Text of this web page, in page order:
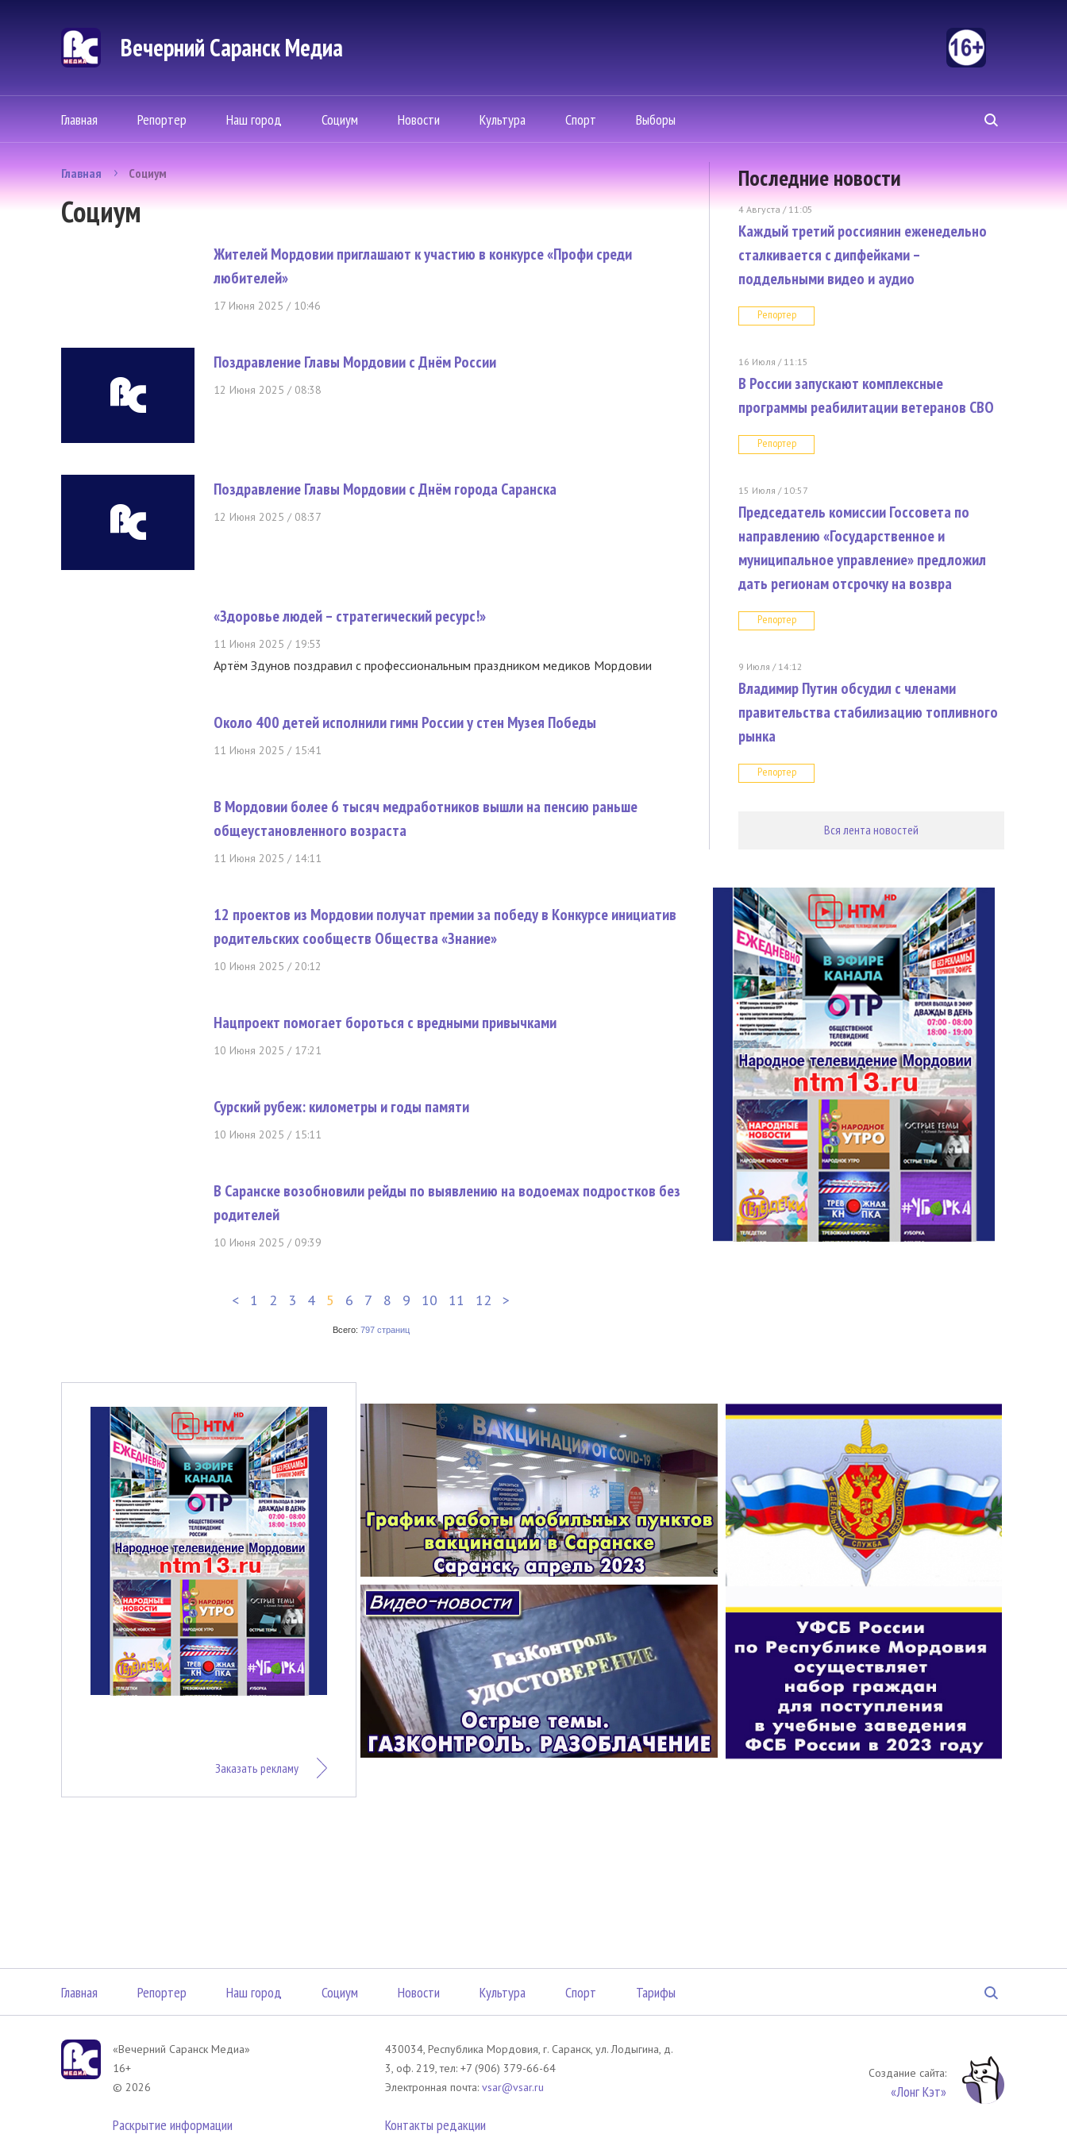
Вечерний Саранск Mедиа
Главная Репортер Наш город Социум Новости Культура Спорт Выборы
Главная Социум
Социум
Жителей Мордовии приглашают к участию в конкурсе «Профи среди
любителей»
17 Июня 2025 / 10:46
Поздравление Главы Мордовии с Днём России
12 Июня 2025 / 08:38
Поздравление Главы Мордовии с Днём города Саранска
12 Июня 2025 / 08:37
«Здоровье людей – стратегический ресурс!»
11 Июня 2025 / 19:53
Артём Здунов поздравил с профессиональным праздником медиков Мордовии
Около 400 детей исполнили гимн России у стен Музея Победы
11 Июня 2025 / 15:41
В Мордовии более 6 тысяч медработников вышли на пенсию раньше
общеустановленного возраста
11 Июня 2025 / 14:11
12 проектов из Мордовии получат премии за победу в Конкурсе инициатив
родительских сообществ Общества «Знание»
10 Июня 2025 / 20:12
Нацпроект помогает бороться с вредными привычками
10 Июня 2025 / 17:21
Сурский рубеж: километры и годы памяти
10 Июня 2025 / 15:11
В Саранске возобновили рейды по выявлению на водоемах подростков без
родителей
10 Июня 2025 / 09:39
< 1 2 3 4 5 6 7 8 9 10 11 12 >
Всего: 797 страниц
Последние новости
4 Августа / 11:05
Каждый третий россиянин еженедельно
сталкивается с дипфейками –
поддельными видео и аудио
Репортер
16 Июля / 11:15
В России запускают комплексные
программы реабилитации ветеранов СВО
Репортер
15 Июля / 10:57
Председатель комиссии Госсовета по
направлению «Государственное и
муниципальное управление» предложил
дать регионам отсрочку на возвра
Репортер
9 Июля / 14:12
Владимир Путин обсудил с членами
правительства стабилизацию топливного
рынка
Репортер
Вся лента новостей
Заказать рекламу
Главная Репортер Наш город Социум Новости Культура Спорт Тарифы
«Вечерний Саранск Mедиа»
16+
© 2026
Раскрытие информации
430034, Республика Мордовия, г. Саранск, ул. Лодыгина, д.
3, оф. 219, тел: +7 (906) 379-66-64
Электронная почта: vsar@vsar.ru
Контакты редакции
Создание сайта:
«Лонг Кэт»